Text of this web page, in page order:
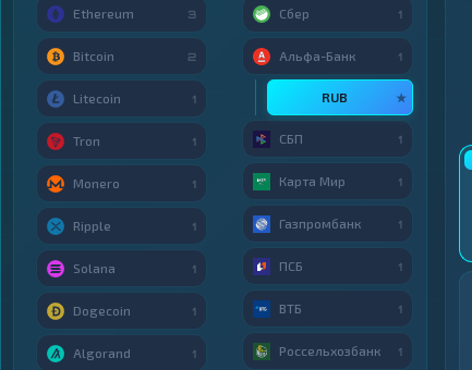
Ethereum 3
Bitcoin 2
Litecoin 1
Tron 1
Monero 1
Ripple 1
Solana 1
Dogecoin 1
Algorand 1
Сбер 1
Альфа-Банк 1
RUB ★
СБП 1
Карта Мир 1
Газпромбанк 1
ПСБ 1
ВТБ 1
Россельхозбанк 1